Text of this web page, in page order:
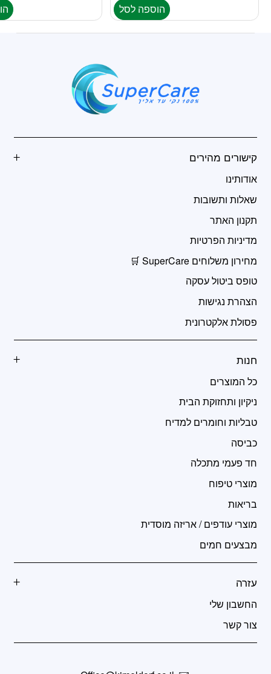
הוספה לסל
קישורים מהירים
אודותינו
שאלות ותשובות
תקנון האתר
מדיניות הפרטיות
מחירון משלוחים SuperCare 🛒
טופס ביטול עסקה
הצהרת נגישות
פסולת אלקטרונית
חנות
כל המוצרים
ניקיון ותחזוקת הבית
טבליות וחומרים למדיח
כביסה
חד פעמי מתכלה
מוצרי טיפוח
בריאות
מוצרי עודפים / אריזה מוסדית
מבצעים חמים
עזרה
החשבון שלי
צור קשר